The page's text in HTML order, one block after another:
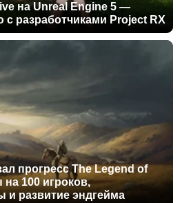
на Unreal Engine 5 —
с разработчиками Project RX
прогресс The Legend of
100 игроков,
и развитие эндгейма